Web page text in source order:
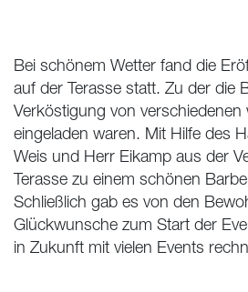
Bei schönem Wetter fand die
auf der Terasse statt. Zu der die
Verköstigung von verschiedenen
eingeladen waren. Mit Hilfe des
Weis und Herr Eikamp aus der
Terasse zu einem schönen
Schließlich gab es von den
Glückwunsche zum Start der
in Zukunft mit vielen Events